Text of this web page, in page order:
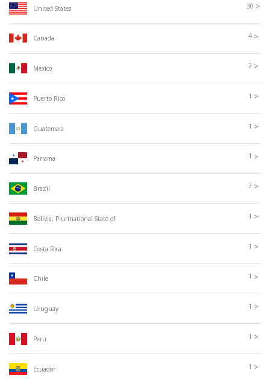
United States 30 >
Canada 4 >
Mexico 2 >
Puerto Rico 1 >
Guatemala 1 >
Panama 1 >
Brazil 7 >
Bolivia, Plurinational State of 1 >
Costa Rica 1 >
Chile 1 >
Uruguay 1 >
Peru 1 >
Ecuador 1 >